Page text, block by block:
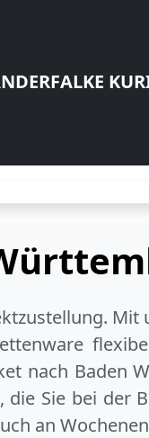
Mit
nach Baden
Sie bei der
an